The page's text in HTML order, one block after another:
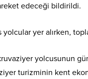
edeceği bildirildi.
yolcular yer alırken,
yolcusunun
turizminin kent